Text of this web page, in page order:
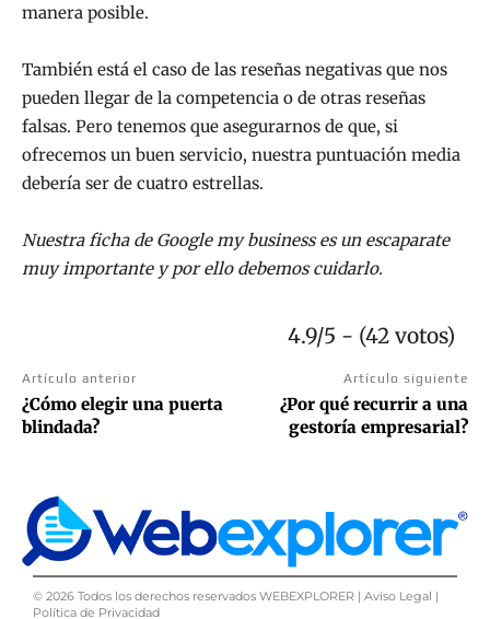
manera posible.
También está el caso de las reseñas negativas que nos
pueden llegar de la competencia o de otras reseñas
falsas. Pero tenemos que asegurarnos de que, si
ofrecemos un buen servicio, nuestra puntuación media
debería ser de cuatro estrellas.
Nuestra ficha de Google my business es un escaparate
muy importante y por ello debemos cuidarlo.
4.9/5 - (42 votos)
Artículo anterior
¿Cómo elegir una puerta
blindada?
Artículo siguiente
¿Por qué recurrir a una
gestoría empresarial?
© 2026 Todos los derechos reservados WEBEXPLORER | Aviso Legal |
Política de Privacidad